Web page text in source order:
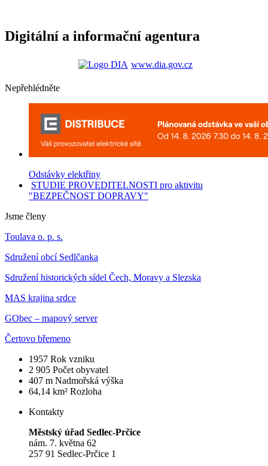
Digitální a informační agentura
www.dia.gov.cz
Nepřehlédněte
Odstávky elektřiny
STUDIE PROVEDITELNOSTI pro aktivitu
"BEZPEČNOST DOPRAVY"
Jsme členy
Toulava o. p. s.
Sdružení obcí Sedlčanka
Sdružení historických sídel Čech, Moravy a Slezska
MAS krajina srdce
GObec – mapový server
Čertovo břemeno
1957 Rok vzniku
2 905 Počet obyvatel
407 m Nadmořská výška
64,14 km² Rozloha
Kontakty
Městský úřad Sedlec-Prčice
nám. 7. května 62
257 91 Sedlec-Prčice 1